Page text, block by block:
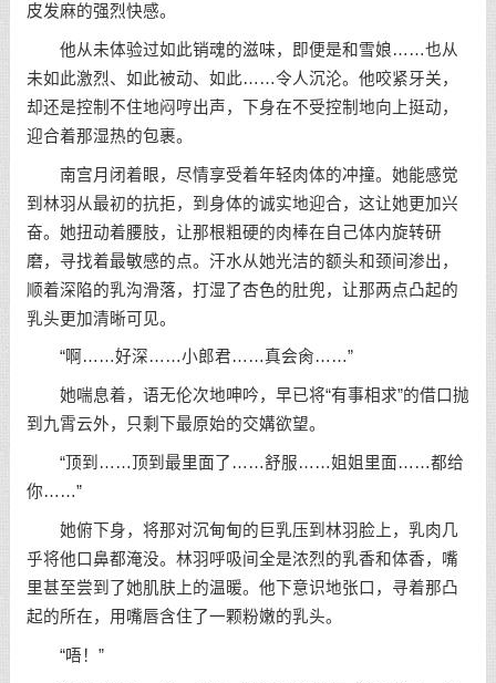
皮发麻的强烈快感。
他从未体验过如此销魂的滋味，即便是和雪娘……也从
未如此激烈、如此被动、如此……令人沉沦。他咬紧牙关，
却还是控制不住地闷哼出声，下身在不受控制地向上挺动，
迎合着那湿热的包裹。
南宫月闭着眼，尽情享受着年轻肉体的冲撞。她能感觉
到林羽从最初的抗拒，到身体的诚实地迎合，这让她更加兴
奋。她扭动着腰肢，让那根粗硬的肉棒在自己体内旋转研
磨，寻找着最敏感的点。汗水从她光洁的额头和颈间渗出，
顺着深陷的乳沟滑落，打湿了杏色的肚兜，让那两点凸起的
乳头更加清晰可见。
“啊……好深……小郎君……真会肏……”
她喘息着，语无伦次地呻吟，早已将“有事相求”的借口抛
到九霄云外，只剩下最原始的交媾欲望。
“顶到……顶到最里面了……舒服……姐姐里面……都给
你……”
她俯下身，将那对沉甸甸的巨乳压到林羽脸上，乳肉几
乎将他口鼻都淹没。林羽呼吸间全是浓烈的乳香和体香，嘴
里甚至尝到了她肌肤上的温暖。他下意识地张口，寻着那凸
起的所在，用嘴唇含住了一颗粉嫩的乳头。
“唔！”